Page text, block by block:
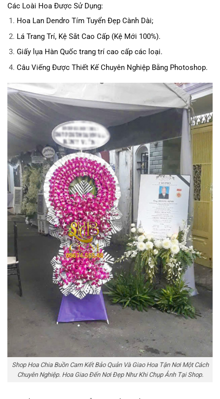
Các Loài Hoa Được Sử Dụng:
Hoa Lan Dendro Tím Tuyển Đẹp Cành Dài;
Lá Trang Trí, Kệ Sắt Cao Cấp (Kệ Mới 100%).
Giấy lụa Hàn Quốc trang trí cao cấp các loại.
Câu Viếng Được Thiết Kế Chuyên Nghiệp Bằng Photoshop.
Shop Hoa Chia Buồn Cam Kết Bảo Quản Và Giao Hoa Tận Nơi Một Cách
Chuyên Nghiệp. Hoa Giao Đến Nơi Đẹp Như Khi Chụp Ảnh Tại Shop.